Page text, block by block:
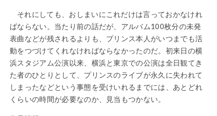
それにしても、おしまいにこれだけは言っておかなけれ
ばならない。当たり前の話だが、アルバム100枚分の未発
表曲などが残されるよりも、プリンス本人がいつまでも活
動をつづけてくれなければならなかったのだ。初来日の横
浜スタジアム公演以来、横浜と東京での公演は全日観てき
た者のひとりとして、プリンスのライブが永久に失われて
しまったなどという事態を受けいれるまでには、あとどれ
くらいの時間が必要なのか、見当もつかない。